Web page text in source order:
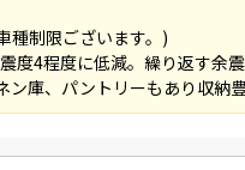
種制限ございます。)
4程度に低減。繰り返す余震
庫、パントリーもあり収納豊